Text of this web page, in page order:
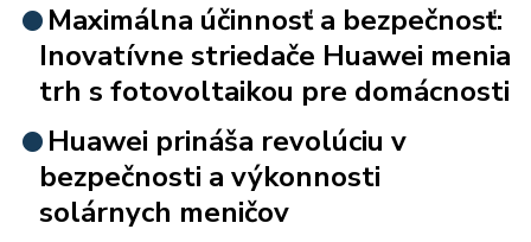
Maximálna účinnosť a bezpečnosť:
Inovatívne striedače Huawei menia
trh s fotovoltaikou pre domácnosti
Huawei prináša revolúciu v
bezpečnosti a výkonnosti
solárnych meničov